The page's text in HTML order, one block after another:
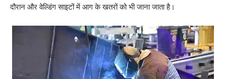
दौरान और वेल्डिंग साइटों में आग के खतरों को भी जाना जाता है।